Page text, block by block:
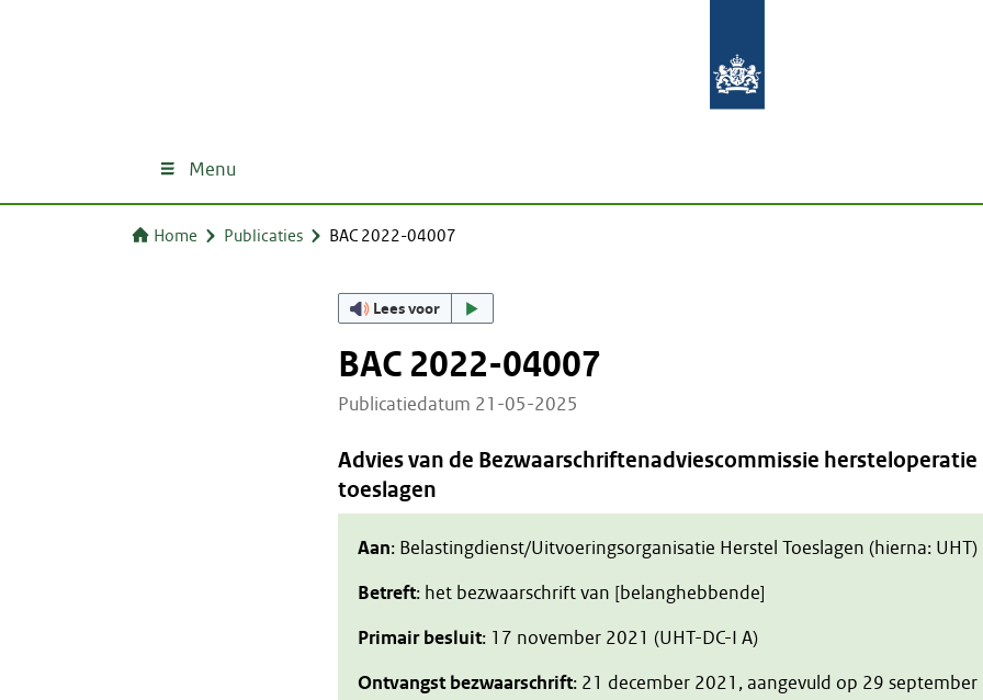
Menu
Home Publicaties BAC 2022-04007
Lees voor
BAC 2022-04007
Publicatiedatum 21-05-2025
Advies van de Bezwaarschriftenadviescommissie hersteloperatie
toeslagen
Aan: Belastingdienst/Uitvoeringsorganisatie Herstel Toeslagen (hierna: UHT)
Betreft: het bezwaarschrift van [belanghebbende]
Primair besluit: 17 november 2021 (UHT-DC-I A)
Ontvangst bezwaarschrift: 21 december 2021, aangevuld op 29 september